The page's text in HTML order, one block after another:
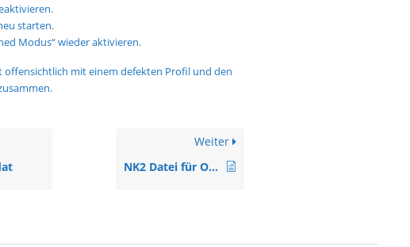
starten.
Modus“ wieder aktivieren.
offensichtlich mit einem defekten Profil und den
Weiter
NK2 Datei für Outlook Autovervollständigung von eMail-Adressen